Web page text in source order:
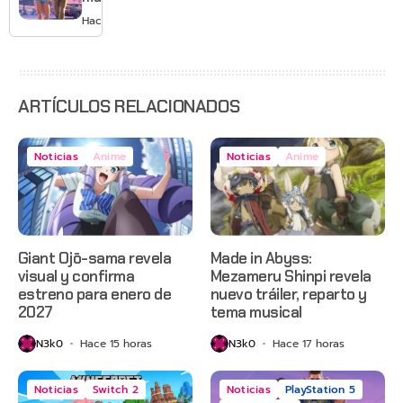
GTA 6 en
agosto
Hace 2 días
ARTÍCULOS RELACIONADOS
Noticias Anime
Giant Ojō-sama revela
visual y confirma
estreno para enero de
2027
N3k0 Hace 15 horas
Noticias Anime
Made in Abyss:
Mezameru Shinpi revela
nuevo tráiler, reparto y
tema musical
N3k0 Hace 17 horas
Noticias Switch 2 Noticias
PlayStation 5